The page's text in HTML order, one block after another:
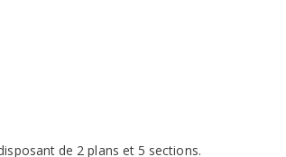
de 2 plans et 5 sections.